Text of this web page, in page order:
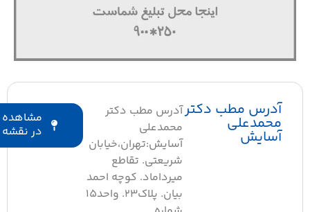
آدرس مطب دکتر
محمدعلی
آسایش
آدرس مطب دکتر
محمدعلی
آسایش:تهران،خیابان
شریعتی. تقاطع
میرداماد. کوچه احمد
بیان. پلاک23. واحد15
مشاهده
در نقشه